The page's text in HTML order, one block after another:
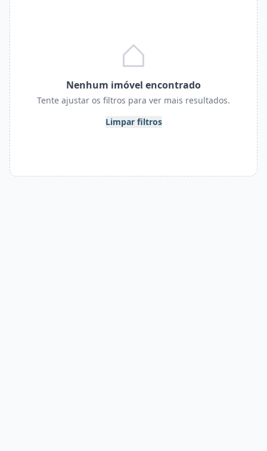
Nenhum imóvel encontrado
Tente ajustar os filtros para ver mais resultados.
Limpar filtros